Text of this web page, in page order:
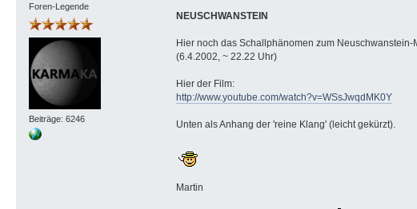
Foren-Legende
Beiträge: 6246
NEUSCHWANSTEIN
Hier noch das Schallphänomen zum Neuschwanstein-
(6.4.2002, ~ 22.22 Uhr)
Hier der Film:
http://www.youtube.com/watch?v=WSsJwqdMK0Y
Unten als Anhang der 'reine Klang' (leicht gekürzt).
Martin